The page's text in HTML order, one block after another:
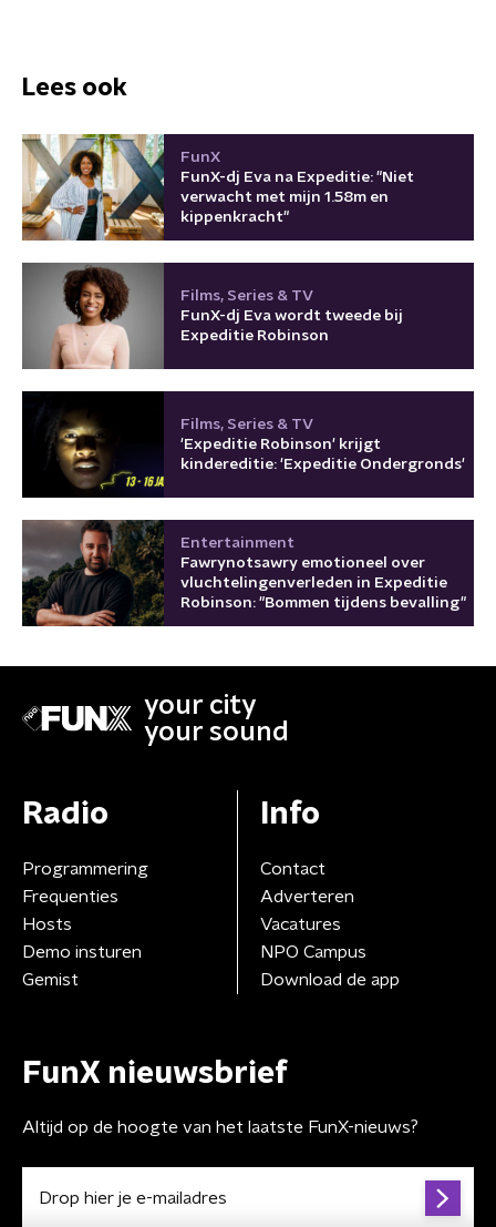
Lees ook
FunX
FunX-dj Eva na Expeditie: "Niet
verwacht met mijn 1.58m en
kippenkracht"
Films, Series & TV
FunX-dj Eva wordt tweede bij
Expeditie Robinson
Films, Series & TV
'Expeditie Robinson' krijgt
kindereditie: 'Expeditie Ondergronds'
Entertainment
Fawrynotsawry emotioneel over
vluchtelingenverleden in Expeditie
Robinson: "Bommen tijdens bevalling"
your city
your sound
Radio
Programmering
Frequenties
Hosts
Demo insturen
Gemist
Info
Contact
Adverteren
Vacatures
NPO Campus
Download de app
FunX nieuwsbrief
Altijd op de hoogte van het laatste FunX-nieuws?